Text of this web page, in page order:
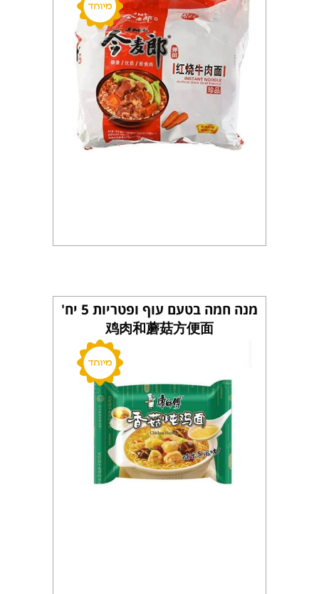
מנה חמה בטעם עוף ופטריות 5 יח'
鸡肉和蘑菇方便面